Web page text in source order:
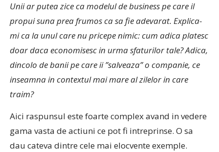
Unii ar putea zice ca modelul de business pe care il
propui suna prea frumos ca sa fie adevarat. Explica-
mi ca la unul care nu pricepe nimic: cum adica platesc
doar daca economisesc in urma sfaturilor tale? Adica,
dincolo de banii pe care ii ”salveaza” o companie, ce
inseamna in contextul mai mare al zilelor in care
traim?
Aici raspunsul este foarte complex avand in vedere
gama vasta de actiuni ce pot fi intreprinse. O sa
dau cateva dintre cele mai elocvente exemple.